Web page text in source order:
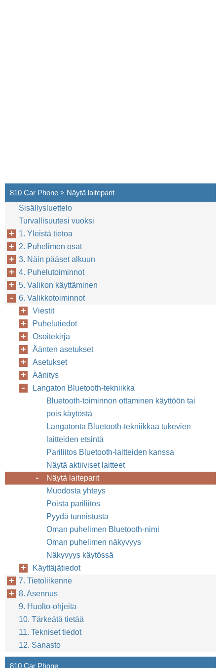
46
810 Car Phone > Näytä laiteparit
Sisällysluettelo
Turvallisuutesi vuoksi
1. Yleistä tietoa
2. Puhelimen osat
3. Näin pääset alkuun
4. Puhelutoiminnot
5. Valikon käyttäminen
6. Valikkotoiminnot
Viestit
Puhelutiedot
Osoitekirja
Äänten asetukset
Asetukset
Äänitys
Langaton Bluetooth-tekniikka
Bluetooth-toiminnon ottaminen käyttöön tai
pois käytöstä
Langatonta Bluetooth-tekniikkaa tukevien
laitteiden etsintä
Pariliitos Bluetooth-laitteiden kanssa
Näytä aktiiviset laitteet
Näytä laiteparit
Muodosta yhteys
Poista pariliitos
Pyydä tunnistusta
Oman puhelimen Bluetooth-nimi
Oman puhelimen näkyvyys
Näkyvyys käytössä
Käyttäjätiedot
7. Tietoliikenne
8. Asennus
9. Huolto-ohjeita
10. Tärkeätä tietää
11. Tekniset tiedot
12. Sanasto
810 Car Phone